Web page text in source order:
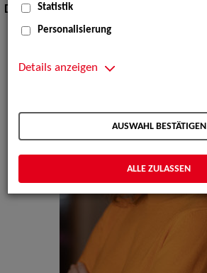
Dialekte:Hamburgisch
Statistik
Personalisierung
Details anzeigen
AUSWAHL BESTÄTIGEN
ALLE ZULASSEN